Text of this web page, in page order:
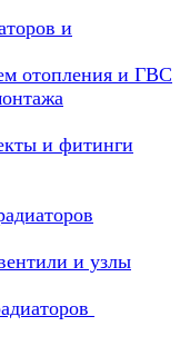
и
отопления и ГВС
и фитинги
и узлы